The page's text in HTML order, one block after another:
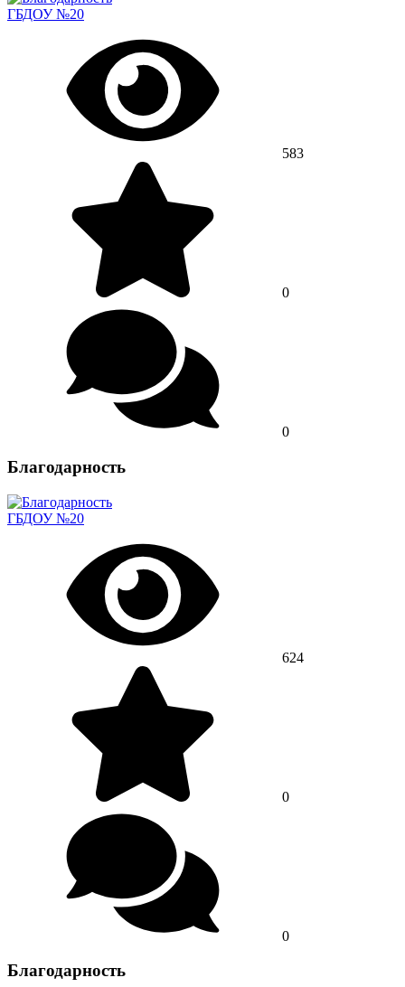
ГБДОУ №20
583
0
0
Благодарность
ГБДОУ №20
624
0
0
Благодарность